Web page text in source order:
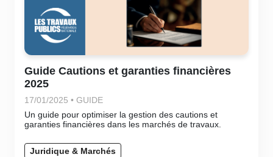
Guide Cautions et garanties financières
2025
17/01/2025 • GUIDE
Un guide pour optimiser la gestion des cautions et
garanties financières dans les marchés de travaux.
Juridique & Marchés